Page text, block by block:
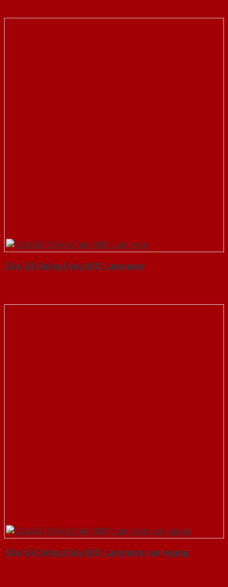
Cửa Gỗ Chống Cháy MDF Laminate
Cửa Gỗ Chống Cháy MDF Laminate van ngang